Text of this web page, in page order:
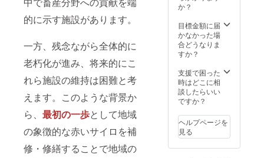
的に示す施設があります。
一方、残念ながら全体的に
老朽化が進み、将来的にこ
れら施設の維持は困難と考
えます。このような背景か
ら、 最初の一歩として地域
の象徴的な赤いサイロを補
修・修繕することで地域の
か？
目標金額に届
かなかった場
合どうなりま
すか？
支援で困った
時はどこに相
談したらいい
ですか？
ヘルプページを
見る